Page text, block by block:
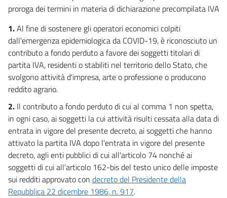
30 bis
30 quater
30 quinquies
30 sexies
Titolo V
31
32
32 bis
33
34
34 bis
proroga dei termini in materia di dichiarazione precompilata IVA
1.Al fine di sostenere gli operatori economici colpiti
dall'emergenza epidemiologica da COVID-19, è riconosciuto un
contributo a fondo perduto a favore dei soggetti titolari di
partita IVA, residenti o stabiliti nel territorio dello Stato, che
svolgono attività d'impresa, arte o professione o producono
reddito agrario.
2. Il contributo a fondo perduto di cui al comma 1 non spetta,
in ogni caso, ai soggetti la cui attività risulti cessata alla data di
entrata in vigore del presente decreto, ai soggetti che hanno
attivato la partita IVA dopo l'entrata in vigore del presente
decreto, agli enti pubblici di cui all'articolo 74 nonché ai
soggetti di cui all'articolo 162-bis del testo unico delle imposte
sui redditi approvato con decreto del Presidente della
Repubblica 22 dicembre 1986, n. 917.